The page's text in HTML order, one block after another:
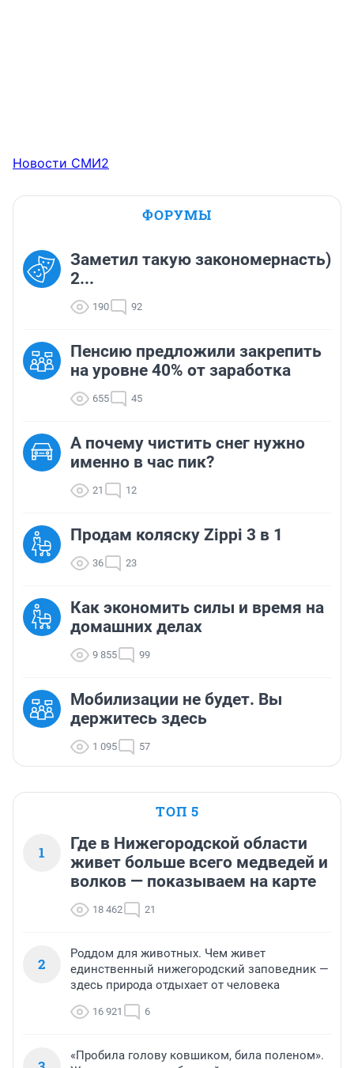
Новости СМИ2
ФОРУМЫ
Заметил такую закономернасть)
2...
190 92
Пенсию предложили закрепить
на уровне 40% от заработка
655 45
А почему чистить снег нужно
именно в час пик?
21 12
Продам коляску Zippi 3 в 1
36 23
Как экономить силы и время на
домашних делах
9 855 99
Мобилизации не будет. Вы
держитесь здесь
1 095 57
ТОП 5
1
Где в Нижегородской области
живет больше всего медведей и
волков — показываем на карте
18 462 21
2
Роддом для животных. Чем живет
единственный нижегородский заповедник —
здесь природа отдыхает от человека
16 921 6
«Пробила голову ковшиком, била поленом».